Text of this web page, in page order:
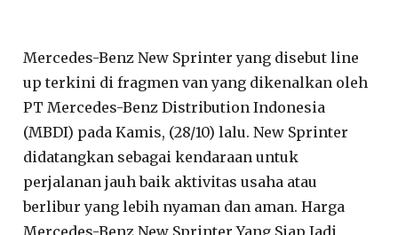
Mercedes-Benz New Sprinter yang disebut line
up terkini di fragmen van yang dikenalkan oleh
PT Mercedes-Benz Distribution Indonesia
(MBDI) pada Kamis, (28/10) lalu. New Sprinter
didatangkan sebagai kendaraan untuk
perjalanan jauh baik aktivitas usaha atau
berlibur yang lebih nyaman dan aman. Harga
Mercedes-Benz New Sprinter Yang Siap Jadi